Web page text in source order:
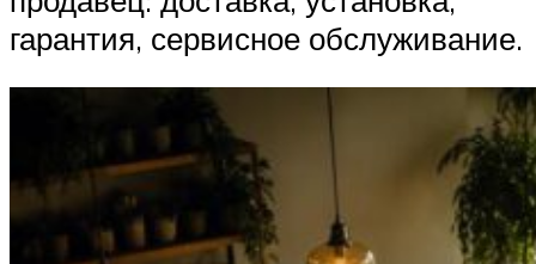
гарантия, сервисное обслуживание.